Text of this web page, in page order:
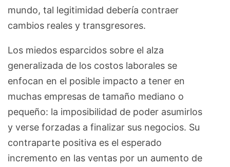
mundo, tal legitimidad debería contraer
cambios reales y transgresores.
Los miedos esparcidos sobre el alza
generalizada de los costos laborales se
enfocan en el posible impacto a tener en
muchas empresas de tamaño mediano o
pequeño: la imposibilidad de poder asumirlos
y verse forzadas a finalizar sus negocios. Su
contraparte positiva es el esperado
incremento en las ventas por un aumento de